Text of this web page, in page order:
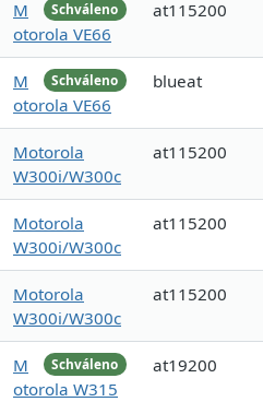
Schváleno
M
otorola VE66
at115200
Schváleno
M
otorola VE66
blueat
Motorola
W300i/W300c
at115200
Motorola
W300i/W300c
at115200
Motorola
W300i/W300c
at115200
Schváleno
M
otorola W315
at19200